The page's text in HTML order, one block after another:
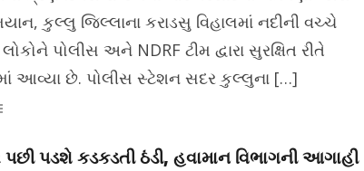
કુલ્લુ જિલ્લાના કરાડસુ વિહાલમાં નદીની વચ્ચે
પોલીસ અને NDRF ટીમ દ્વારા સુરક્ષિત રીતે
આવ્યા છે. પોલીસ સ્ટેશન સદર કુલ્લુના […]
પડશે કડકડતી ઠંડી, હવામાન વિભાગની આગાહી